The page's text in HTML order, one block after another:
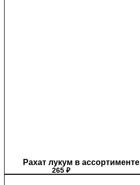
Рахат лукум в ассортименте
265 ₽